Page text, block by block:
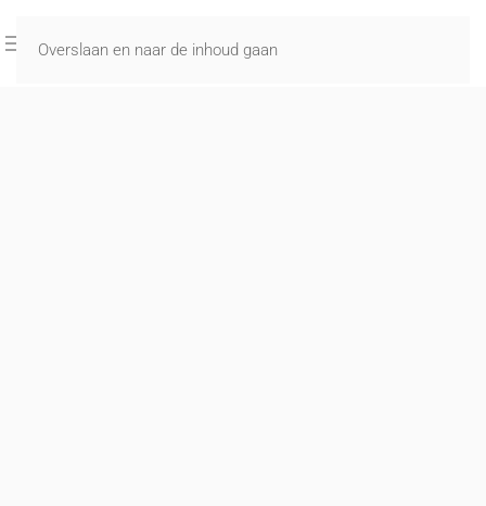
Overslaan en naar de inhoud gaan